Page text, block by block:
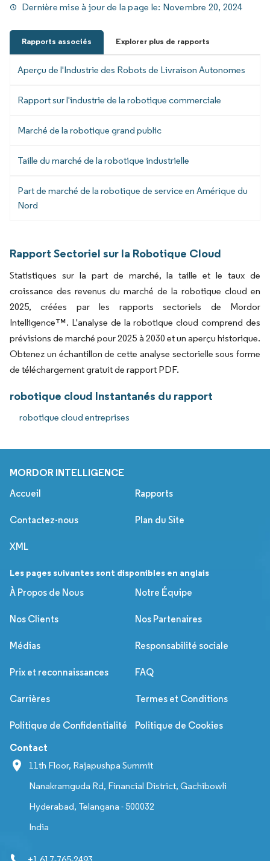
Dernière mise à jour de la page le: Novembre 20, 2024
Rapports associés Explorer plus de rapports
Aperçu de l'Industrie des Robots de Livraison Autonomes
Rapport sur l'industrie de la robotique commerciale
Marché de la robotique grand public
Taille du marché de la robotique industrielle
Part de marché de la robotique de service en Amérique du
Nord
Rapport Sectoriel sur la Robotique Cloud
Statistiques sur la part de marché, la taille et le taux de
croissance des revenus du marché de la robotique cloud en
2025, créées par les rapports sectoriels de Mordor
Intelligence™. L'analyse de la robotique cloud comprend des
prévisions de marché pour 2025 à 2030 et un aperçu historique.
Obtenez un échantillon de cette analyse sectorielle sous forme
de téléchargement gratuit de rapport PDF.
robotique cloud Instantanés du rapport
robotique cloud entreprises
MORDOR INTELLIGENCE
Accueil Rapports
Contactez-nous Plan du Site
XML
Les pages suivantes sont disponibles en anglais
À Propos de Nous
Notre Équipe
Nos Clients Nos Partenaires
Médias Responsabilité sociale
Prix et reconnaissances FAQ
Carrières Termes et Conditions
Politique de Confidentialité Politique de Cookies
Contact
11th Floor, Rajapushpa Summit
Nanakramguda Rd, Financial District, Gachibowli
Hyderabad, Telangana - 500032
India